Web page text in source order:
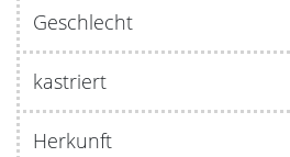
Geschlecht
kastriert
Herkunft